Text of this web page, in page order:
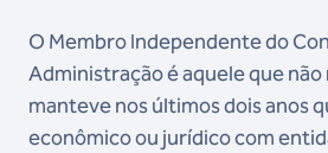
O Membro Independente do
Administração é aquele que
manteve nos últimos dois anos
econômico ou jurídico com